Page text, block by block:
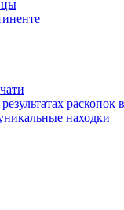
находки